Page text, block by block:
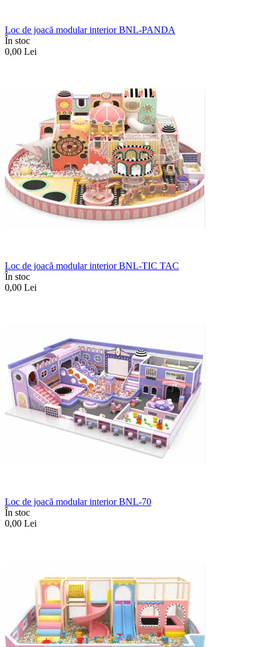
Loc de joacă modular interior BNL-PANDA
În stoc
0,00 Lei
Loc de joacă modular interior BNL-TIC TAC
În stoc
0,00 Lei
Loc de joacă modular interior BNL-70
În stoc
0,00 Lei